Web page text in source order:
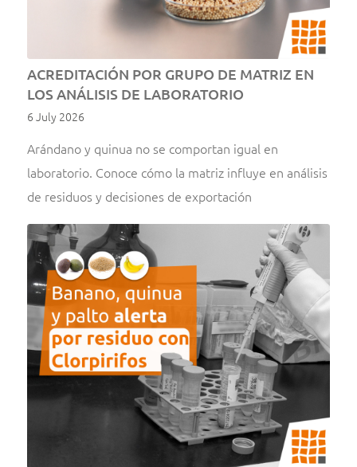
ACREDITACIÓN POR GRUPO DE MATRIZ EN
LOS ANÁLISIS DE LABORATORIO
6 July 2026
Arándano y quinua no se comportan igual en
laboratorio. Conoce cómo la matriz influye en análisis
de residuos y decisiones de exportación